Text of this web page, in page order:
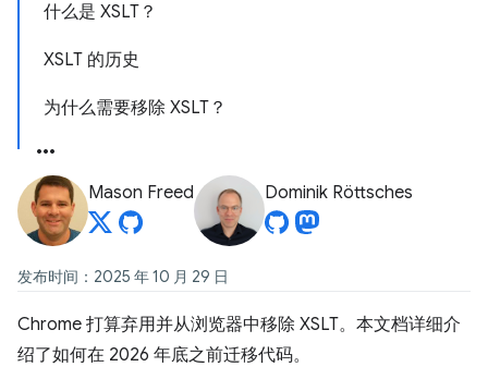
什么是 XSLT？
XSLT 的历史
为什么需要移除 XSLT？
Mason Freed Dominik Röttsches
发布时间：2025 年 10 月 29 日
Chrome 打算弃用并从浏览器中移除 XSLT。本文档详细介
绍了如何在 2026 年底之前迁移代码。